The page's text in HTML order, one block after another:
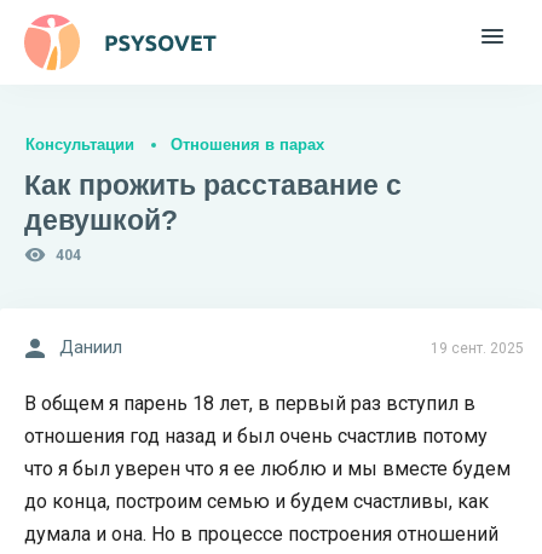
Консультации Отношения в парах
Как прожить расставание с
девушкой?
404
19 сент. 2025
Даниил
В общем я парень 18 лет, в первый раз вступил в
отношения год назад и был очень счастлив потому
что я был уверен что я ее люблю и мы вместе будем
до конца, построим семью и будем счастливы, как
думала и она. Но в процессе построения отношений